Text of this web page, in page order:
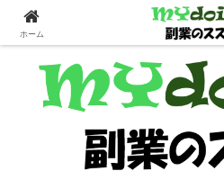
副業界隈
ホーム